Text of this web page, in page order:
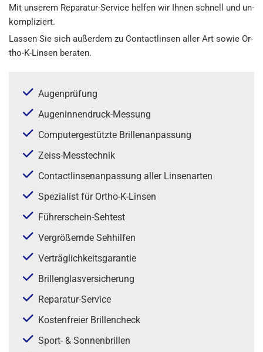
Mit un­se­rem Re­pa­ra­tur-Ser­vice hel­fen wir Ihnen schnell und un­
kom­pli­ziert.
Las­sen Sie sich au­ßer­dem zu Con­tact­lin­sen aller Art sowie Or­
tho-K-Lin­sen be­ra­ten.
Au­gen­prü­fung
Au­gen­in­nen­druck-Mes­sung
Com­pu­ter­ge­stütz­te Bril­len­an­pas­sung
Zeiss-Mess­tech­nik
Con­tact­lin­sen­an­pas­sung aller Lin­sen­ar­ten
Spe­zia­list für Or­tho-K-Lin­sen
Füh­rer­schein-Seh­test
Ver­grö­ßern­de Seh­hil­fen
Ver­träg­lich­keits­ga­ran­tie
Bril­len­glas­ver­si­che­rung
Re­pa­ra­tur-Ser­vice
Kos­ten­frei­er Bril­len­check
Sport- & Son­nen­bril­len